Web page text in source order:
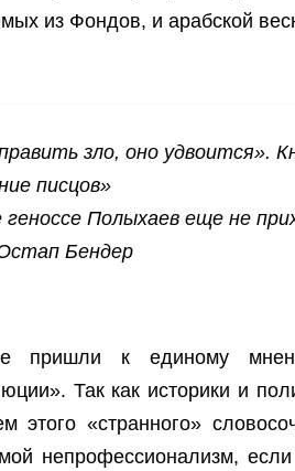
из Фондов, и арабской
зло, оно удвоится».
писцов»
Полыхаев еще не
Бендер
пришли к единому
Так как историки и
«странного»
непрофессионализм,